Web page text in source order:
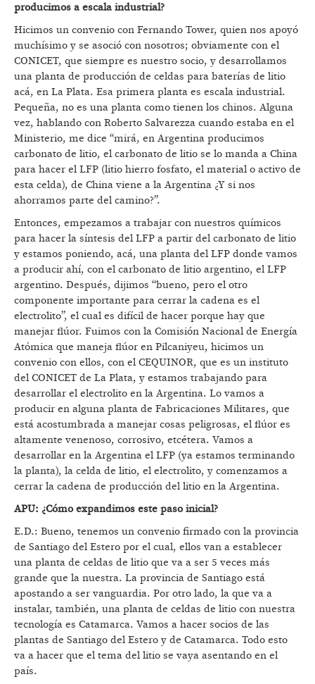
producimos a escala industrial?
Hicimos un convenio con Fernando Tower, quien nos apoyó
muchísimo y se asoció con nosotros; obviamente con el
CONICET, que siempre es nuestro socio, y desarrollamos
una planta de producción de celdas para baterías de litio
acá, en La Plata. Esa primera planta es escala industrial.
Pequeña, no es una planta como tienen los chinos. Alguna
vez, hablando con Roberto Salvarezza cuando estaba en el
Ministerio, me dice “mirá, en Argentina producimos
carbonato de litio, el carbonato de litio se lo manda a China
para hacer el LFP (litio hierro fosfato, el material o activo de
esta celda), de China viene a la Argentina ¿Y si nos
ahorramos parte del camino?”.
Entonces, empezamos a trabajar con nuestros químicos
para hacer la síntesis del LFP a partir del carbonato de litio
y estamos poniendo, acá, una planta del LFP donde vamos
a producir ahí, con el carbonato de litio argentino, el LFP
argentino. Después, dijimos “bueno, pero el otro
componente importante para cerrar la cadena es el
electrolito”, el cual es difícil de hacer porque hay que
manejar flúor. Fuimos con la Comisión Nacional de Energía
Atómica que maneja flúor en Pilcaniyeu, hicimos un
convenio con ellos, con el CEQUINOR, que es un instituto
del CONICET de La Plata, y estamos trabajando para
desarrollar el electrolito en la Argentina. Lo vamos a
producir en alguna planta de Fabricaciones Militares, que
está acostumbrada a manejar cosas peligrosas, el flúor es
altamente venenoso, corrosivo, etcétera. Vamos a
desarrollar en la Argentina el LFP (ya estamos terminando
la planta), la celda de litio, el electrolito, y comenzamos a
cerrar la cadena de producción del litio en la Argentina.
APU: ¿Cómo expandimos este paso inicial?
E.D.: Bueno, tenemos un convenio firmado con la provincia
de Santiago del Estero por el cual, ellos van a establecer
una planta de celdas de litio que va a ser 5 veces más
grande que la nuestra. La provincia de Santiago está
apostando a ser vanguardia. Por otro lado, la que va a
instalar, también, una planta de celdas de litio con nuestra
tecnología es Catamarca. Vamos a hacer socios de las
plantas de Santiago del Estero y de Catamarca. Todo esto
va a hacer que el tema del litio se vaya asentando en el
país.